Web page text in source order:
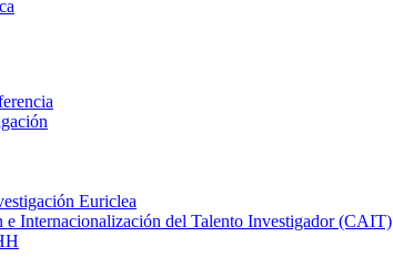
Euriclea
e Internacionalización del Talento Investigador (CAIT)